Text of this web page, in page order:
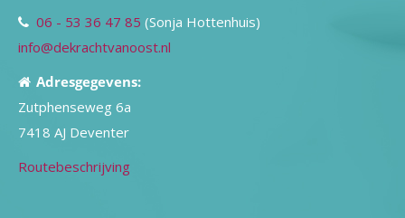
06 - 53 36 47 85 (Sonja Hottenhuis)
info@dekrachtvanoost.nl
Adresgegevens:
Zutphenseweg 6a
7418 AJ Deventer
Routebeschrijving